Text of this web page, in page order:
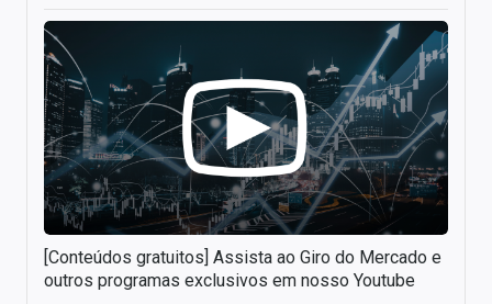
[Conteúdos gratuitos] Assista ao Giro do Mercado e
outros programas exclusivos em nosso Youtube